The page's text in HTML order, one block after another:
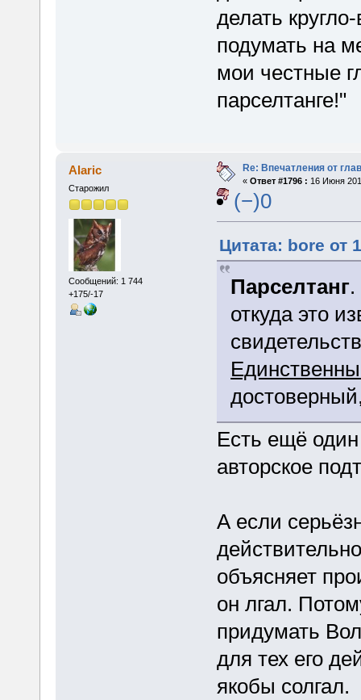
делать
подумать на
мои честные
парселтанге!"
Alaric
Старожил
Сообщений: 1 744
+175/-17
Re: Впечатления от
« Ответ #1796 : 16 Июня
(−)0
Цитата: bore от
Парселтанг.
откуда это
Есть ещё
авторское
А если
объясняет
он лгал.
придумать
для тех его
якобы солгал.